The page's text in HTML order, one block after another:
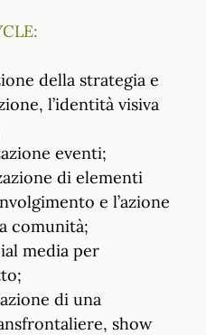
della strategia e
l’identità visiva
eventi;
di elementi
e l’azione
comunità;
media per
di una
show